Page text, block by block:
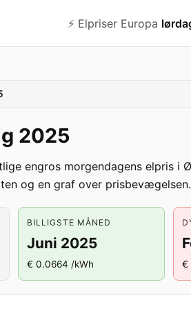
⚡️ Elpriser Europa
2025
engros morgendagens elpris
og en graf over prisbevægelsen.
BILLIGSTE MÅNED
Juni 2025
€ 0.0664 /kWh €